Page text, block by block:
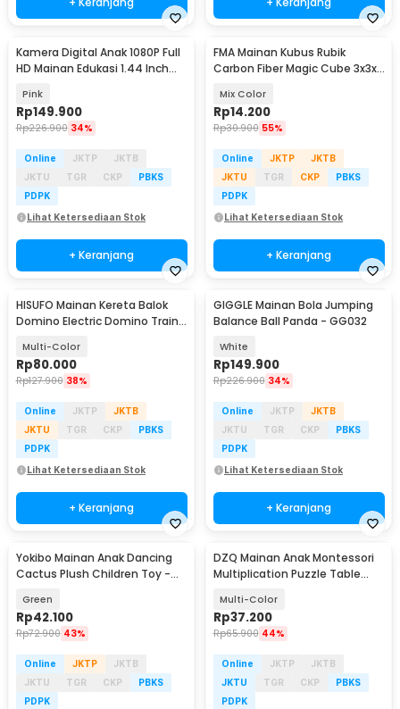
Kamera Digital Anak 1080P Full
HD Mainan Edukasi 1.44 Inch
Pink
Rp149.900
Rp226.900 34%
Online JKTP
JKTB
JKTU
TGR CKP
PBKS
PDPK
Lihat Ketersediaan Stok
+ Keranjang
FMA Mainan Kubus Rubik
Carbon Fiber Magic Cube 3x3x3
Mix Color
Rp14.200
Rp30.900 55%
Online JKTP
JKTB
JKTU
TGR CKP
PBKS
PDPK
Lihat Ketersediaan Stok
+ Keranjang
HISUFO Mainan Kereta Balok
Domino Electric Domino Train -
Multi-Color
Rp80.000
Rp127.900 38%
Online JKTP
JKTB
JKTU
TGR CKP
PBKS
PDPK
Lihat Ketersediaan Stok
+ Keranjang
GIGGLE Mainan Bola Jumping
Balance Ball Panda - GG032
White
Rp149.900
Rp226.900 34%
Online JKTP
JKTB
JKTU
TGR CKP
PBKS
PDPK
Lihat Ketersediaan Stok
+ Keranjang
Yokibo Mainan Anak Dancing
Cactus Plush Children Toy -
Green
Rp42.100
Rp72.900 43%
Online JKTP
JKTB
JKTU
TGR CKP
PBKS
PDPK
DZQ Mainan Anak Montessori
Multiplication Puzzle Table
Multi-Color
Rp37.200
Rp65.900 44%
Online JKTP
JKTB
JKTU
TGR CKP
PBKS
PDPK